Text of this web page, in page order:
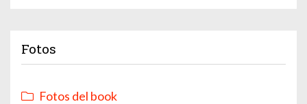
Fotos
Fotos del book